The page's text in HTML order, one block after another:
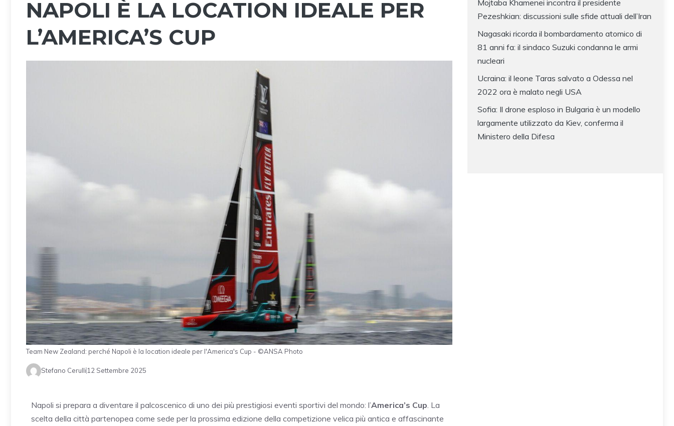
NAPOLI È LA LOCATION IDEALE PER
L’AMERICA’S CUP
Team New Zealand: perché Napoli è la location ideale per l'America's Cup - ©ANSA Photo
Stefano Cerulli12 Settembre 2025
Napoli si prepara a diventare il palcoscenico di uno dei più prestigiosi eventi sportivi del mondo: l’America’s Cup . La
scelta della città partenopea come sede per la prossima edizione della competizione velica più antica e affascinante
Mojtaba Khamenei incontra il presidente
Pezeshkian: discussioni sulle sfide attuali dell’Iran
Nagasaki ricorda il bombardamento atomico di
81 anni fa: il sindaco Suzuki condanna le armi
nucleari
Ucraina: il leone Taras salvato a Odessa nel
2022 ora è malato negli USA
Sofia: Il drone esploso in Bulgaria è un modello
largamente utilizzato da Kiev, conferma il
Ministero della Difesa